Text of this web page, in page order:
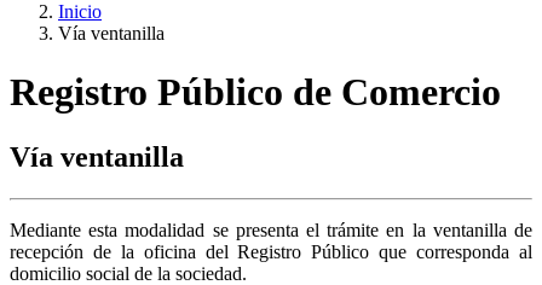
Inicio
Vía ventanilla
Registro Público de Comercio
Vía ventanilla
Mediante esta modalidad se presenta el trámite en la ventanilla de
recepción de la oficina del Registro Público que corresponda al
domicilio social de la sociedad.